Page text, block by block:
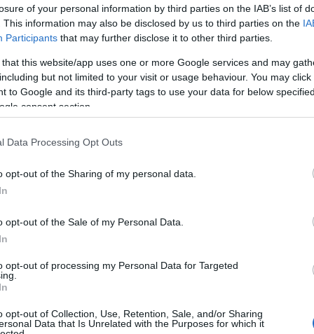
of your personal information by third parties on the IAB’s list of
This information may also be disclosed by us to third parties on the
Participants that may further disclose it to other third parties.
that this website/app uses one or more Google services and may
but not limited to your visit or usage behaviour. You may
to Google and its third-party tags to use your data for below
consent section.
Data Processing Opt Outs
opt-out of the Sharing of my personal data.
opt-out of the Sale of my Personal Data.
opt-out of processing my Personal Data for Targeted
opt-out of Collection, Use, Retention, Sale, and/or Sharing
Data that Is Unrelated with the Purposes for which it
aggiuntivodel progetto di sviluppo “La città
aggiuntivi che premiano il gran lavoro
Badesi, Bortigiadas, Calangianus,
Gallura, Tempio Pausania, Viddalba, Trinità
Palau, Telti, Sant’Antonio di
e lacompetitività dei loro territori
Meloni al Bilancio e un maddalenino
di bilancio
per il fondo unico, 20 milioni per la
le compagnie barracellari per l’acquisto di
per gli enti locali
10 milioni per scorrimento “bando t3 aiuti
150 milioni per lavori pubblici
15 milioni al fondo resisto, 14 milioni
6 milioni per l’edilizia